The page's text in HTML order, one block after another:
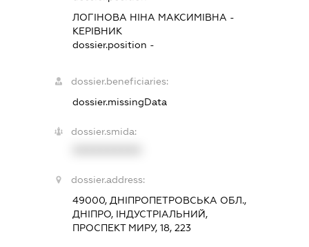
ЛОГІНОВА НІНА МАКСИМІВНА -
КЕРІВНИК
dossier.position -
dossier.beneficiaries:
dossier.missingData
dossier.smida:
dossier.address:
49000, ДНІПРОПЕТРОВСЬКА ОБЛ.,
ДНІПРО, ІНДУСТРІАЛЬНИЙ,
ПРОСПЕКТ МИРУ, 18, 223